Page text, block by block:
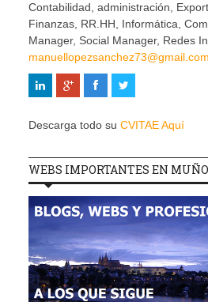
Contabilidad, administración,
Finanzas, RR.HH, Informática,
Manager, Social Manager, Redes
manuellopezsanchez73@gmail.com
Descarga todo su CVITAE Aquí
WEBS IMPORTANTES EN